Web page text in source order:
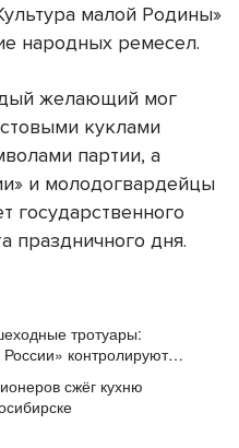
малой Родины»
народных ремесел.
желающий мог
куклами
партии, а
и молодогвардейцы
государственного
праздничного дня.
тротуары:
контролируют
сжёг кухню